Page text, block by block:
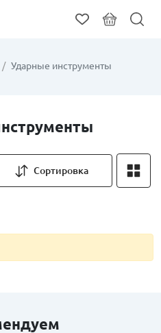
Ударные инструменты
Сортировка